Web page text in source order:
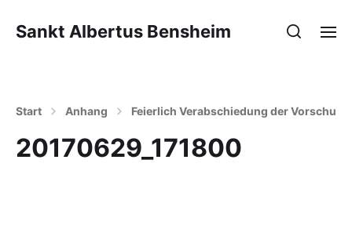
Sankt Albertus Bensheim
Start Anhang Feierlich Verabschiedung der Vorschul-
20170629_171800